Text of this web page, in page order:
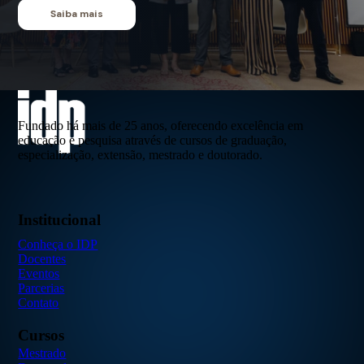
Saiba mais
Fundado há mais de 25 anos, oferecendo excelência em
educação e pesquisa através de cursos de graduação,
especialização, extensão, mestrado e doutorado.
Institucional
Conheça o IDP
Docentes
Eventos
Parcerias
Contato
Cursos
Mestrado